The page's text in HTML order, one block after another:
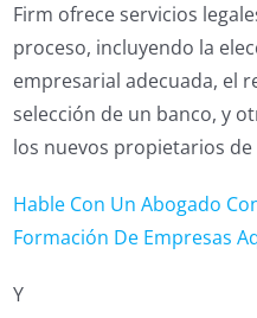
Firm ofrece servicios
proceso, incluyendo la
empresarial adecuada, el
selección de un banco, y
los nuevos propietarios de
Hable Con Un Abogado
Formación De Empresas
Y